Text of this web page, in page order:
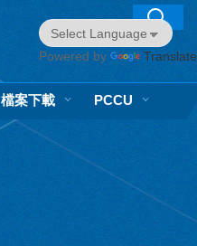
Powered by
Translate
檔案下載 PCCU